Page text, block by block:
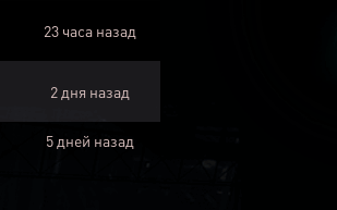
23 часа назад
2 дня назад
5 дней назад